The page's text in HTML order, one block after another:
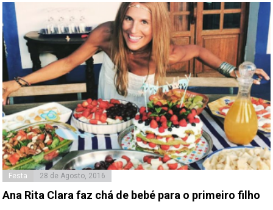
Festa 28 de Agosto, 2016
Ana Rita Clara faz chá de bebé para o primeiro filho